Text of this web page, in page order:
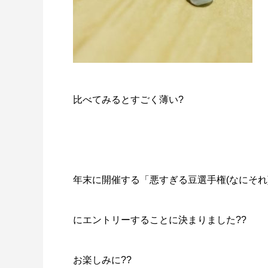
比べてみるとすごく薄い?
年末に開催する「悪すぎる豆選手権(なにそ
にエントリーすることに決まりました??
お楽しみに??